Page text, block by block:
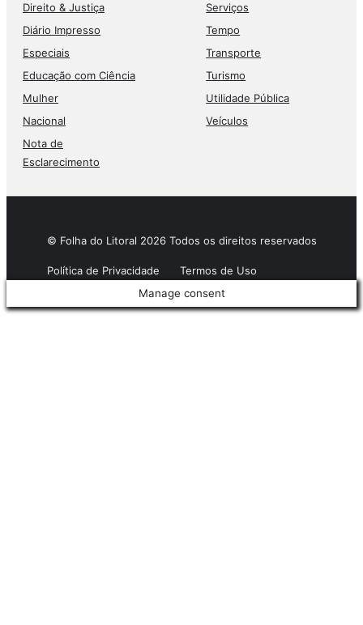
Direito & Justiça
Diário Impresso
Especiais
Educação com Ciência
Mulher
Nacional
Nota de
Esclarecimento
Serviços
Tempo
Transporte
Turismo
Utilidade Pública
Veículos
© Folha do Litoral 2026 Todos os direitos reservados
Política de Privacidade
Termos de Uso
Manage consent